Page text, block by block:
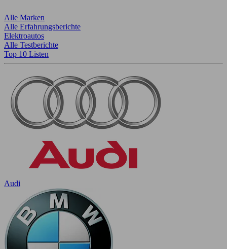
Alle Marken
Alle Erfahrungsberichte
Elektroautos
Alle Testberichte
Top 10 Listen
Audi